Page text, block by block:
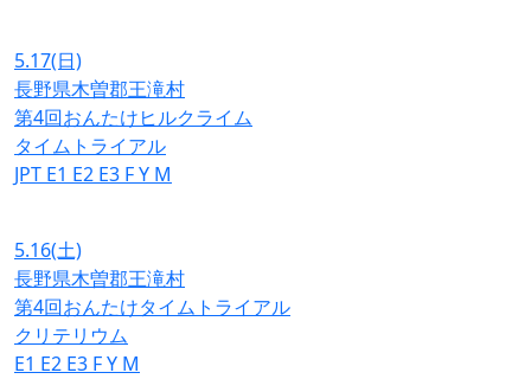
5.17(日)
長野県木曽郡王滝村
第4回おんたけヒルクライム
タイムトライアル
JPT E1 E2 E3 FY M
5.16(土)
長野県木曽郡王滝村
第4回おんたけタイムトライアル
クリテリウム
E1 E2 E3 FY M